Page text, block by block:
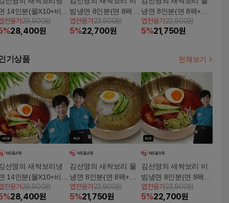
14인분(물X10+비빔
전용가29,900원
%28,400원
빔냉면 8인분(면 8팩
+비빔소스 8팩)5%쿠폰
+구매 후 3천원 적립
앱전용가23,900원
5%22,700원
냉면 8인분(면 8팩+육
수 8팩)5%쿠폰+구매
후 3천원 적립
앱전용가22,900원
5%21,750원
기상품 전체보기
선영의 새싹보리냉
14인분(물X10+비빔
전용가29,900원
%28,400원
김선영의 새싹보리 물
냉면 8인분(면 8팩+육
수 8팩)5%쿠폰+구매
후 3천원 적립
앱전용가22,900원
5%21,750원
김선영의 새싹보리 비
빔냉면 8인분(면 8팩
+비빔소스 8팩)5%쿠폰
+구매 후 3천원 적립
앱전용가23,900원
5%22,700원